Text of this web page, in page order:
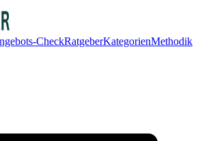
CheckRatgeberKategorienMethodik